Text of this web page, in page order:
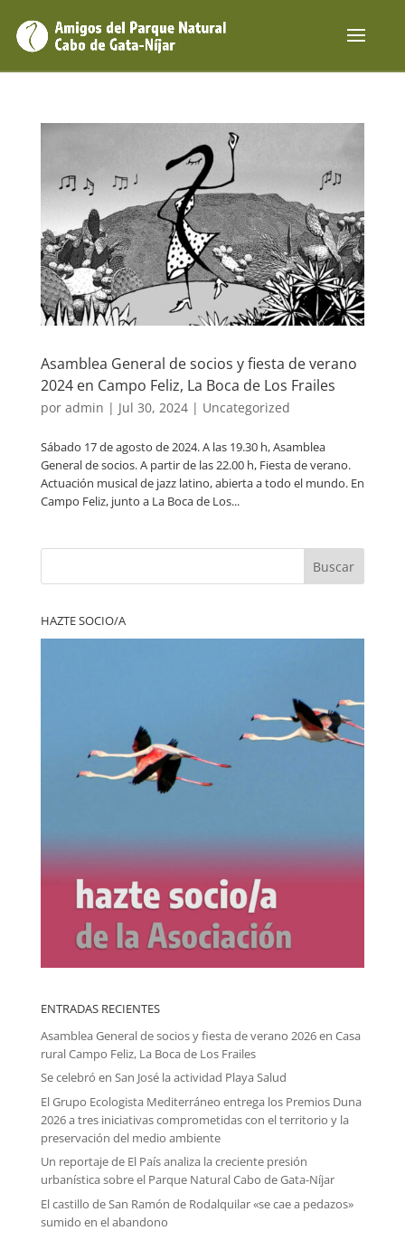
Asamblea General de socios y fiesta de verano
2024 en Campo Feliz, La Boca de Los Frailes
por admin | Jul 30, 2024| Uncategorized
Sábado 17 de agosto de 2024. A las 19.30 h, Asamblea
General de socios. A partir de las 22.00 h, Fiesta de verano.
Actuación musical de jazz latino, abierta a todo el mundo. En
Campo Feliz, junto a La Boca de Los...
Buscar
HAZTE SOCIO/A
ENTRADAS RECIENTES
Asamblea General de socios y fiesta de verano 2026 en Casa
rural Campo Feliz, La Boca de Los Frailes
Se celebró en San José la actividad Playa Salud
El Grupo Ecologista Mediterráneo entrega los Premios Duna
2026 a tres iniciativas comprometidas con el territorio y la
preservación del medio ambiente
Un reportaje de El País analiza la creciente presión
urbanística sobre el Parque Natural Cabo de Gata-Níjar
El castillo de San Ramón de Rodalquilar «se cae a pedazos»
sumido en el abandono